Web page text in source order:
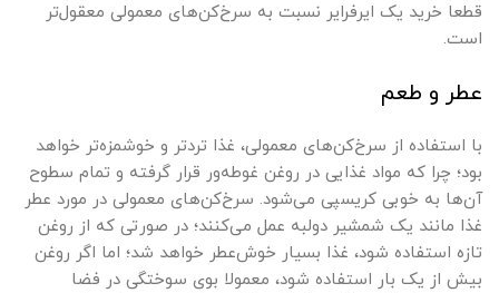
قطعا خرید یک ایرفرایر نسبت به سرخ‌کن‌های معمولی معقول‌تر
است.
عطر و طعم
با استفاده از سرخ‌کن‌های معمولی، غذا تردتر و خوشمزه‌تر خواهد
بود؛ چرا که مواد غذایی در روغن غوطه‌ور قرار گرفته‌ و تمام سطوح
آن‌ها به خوبی کریسپی می‌شود. سرخ‌کن‌های معمولی در مورد عطر
غذا مانند یک شمشیر دولبه عمل می‌کنند؛ در صورتی که از روغن
تازه استفاده شود، غذا بسیار خوش‌عطر خواهد شد؛ اما اگر روغن
بیش از یک بار استفاده شود، معمولا بوی سوختگی در فضا